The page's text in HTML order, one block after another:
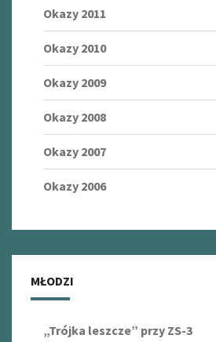
Okazy 2011
Okazy 2010
Okazy 2009
Okazy 2008
Okazy 2007
Okazy 2006
MŁODZI
„Trójka leszcze” przy ZS-3